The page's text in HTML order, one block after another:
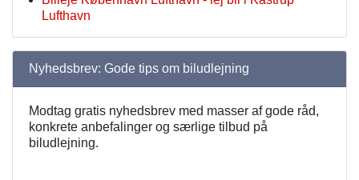
Lufthavn
Nyhedsbrev: Gode tips om biludlejning
Modtag gratis nyhedsbrev med masser af gode råd,
konkrete anbefalinger og særlige tilbud på
biludlejning.